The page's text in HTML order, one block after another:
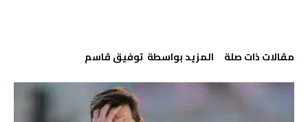
‫مقالات ذات صلة‬ ‫‫المزيد بواسطة‬ ‬ توفيق قاسم